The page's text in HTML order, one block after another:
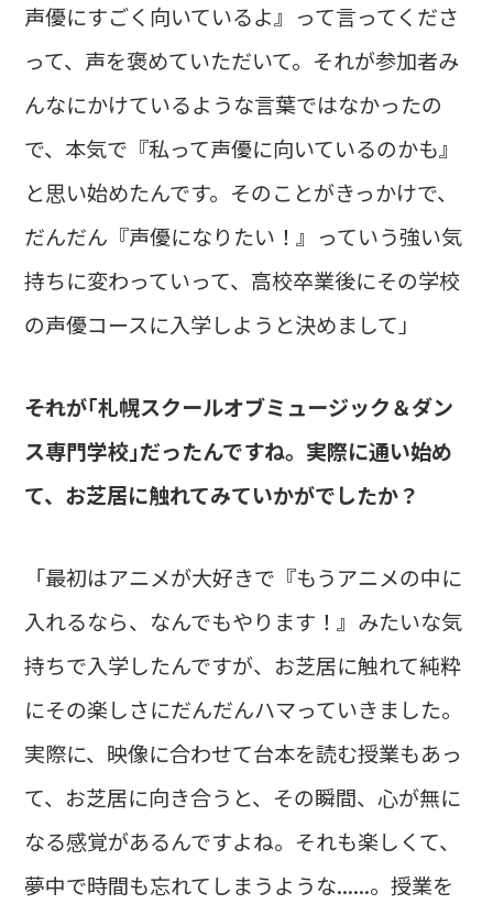
声優にすごく向いているよ』って言ってくださ
って、声を褒めていただいて。それが参加者み
んなにかけているような言葉ではなかったの
で、本気で『私って声優に向いているのかも』
と思い始めたんです。そのことがきっかけで、
だんだん『声優になりたい！』っていう強い気
持ちに変わっていって、高校卒業後にその学校
の声優コースに入学しようと決めまして」
――それが｢札幌スクールオブミュージック＆ダン
ス専門学校｣だったんですね。実際に通い始め
て、お芝居に触れてみていかがでしたか？
「最初はアニメが大好きで『もうアニメの中に
入れるなら、なんでもやります！』みたいな気
持ちで入学したんですが、お芝居に触れて純粋
にその楽しさにだんだんハマっていきました。
実際に、映像に合わせて台本を読む授業もあっ
て、お芝居に向き合うと、その瞬間、心が無に
なる感覚があるんですよね。それも楽しくて、
夢中で時間も忘れてしまうような......。授業を